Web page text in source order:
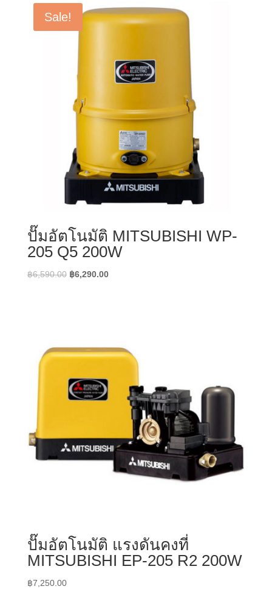
Sale!
ปั๊มอัตโนมัติ MITSUBISHI WP-
205 Q5 200W
฿6,590.00 Original
฿6,290.00Current
ปั๊มอัตโนมัติ แรงดันคงที่
MITSUBISHI EP-205 R2 200W
฿7,250.00